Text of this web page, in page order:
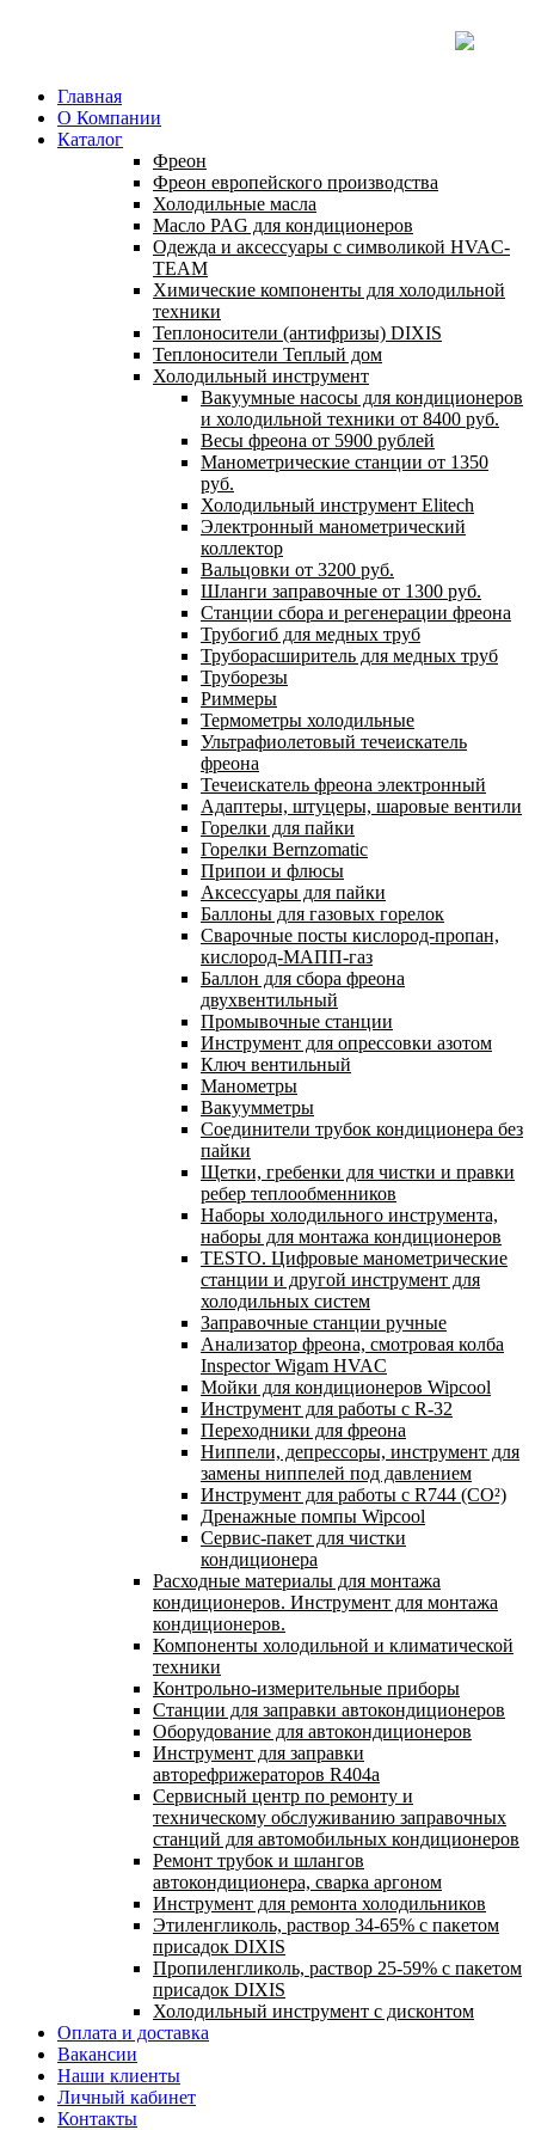
Главная
О Компании
Каталог
Фреон
Фреон европейского производства
Холодильные масла
Масло PAG для кондиционеров
Одежда и аксессуары с символикой HVAC-
TEAM
Химические компоненты для холодильной
техники
Теплоносители (антифризы) DIXIS
Теплоносители Теплый дом
Холодильный инструмент
Вакуумные насосы для кондиционеров
и холодильной техники от 8400 руб.
Весы фреона от 5900 рублей
Манометрические станции от 1350
руб.
Холодильный инструмент Elitech
Электронный манометрический
коллектор
Вальцовки от 3200 руб.
Шланги заправочные от 1300 руб.
Станции сбора и регенерации фреона
Трубогиб для медных труб
Труборасширитель для медных труб
Труборезы
Риммеры
Термометры холодильные
Ультрафиолетовый течеискатель
фреона
Течеискатель фреона электронный
Адаптеры, штуцеры, шаровые вентили
Горелки для пайки
Горелки Bernzomatic
Припои и флюсы
Аксессуары для пайки
Баллоны для газовых горелок
Сварочные посты кислород-пропан,
кислород-МАПП-газ
Баллон для сбора фреона
двухвентильный
Промывочные станции
Инструмент для опрессовки азотом
Ключ вентильный
Манометры
Вакуумметры
Соединители трубок кондиционера без
пайки
Щетки, гребенки для чистки и правки
ребер теплообменников
Наборы холодильного инструмента,
наборы для монтажа кондиционеров
TESTO. Цифровые манометрические
станции и другой инструмент для
холодильных систем
Заправочные станции ручные
Анализатор фреона, смотровая колба
Inspector Wigam HVAC
Мойки для кондиционеров Wipcool
Инструмент для работы с R-32
Переходники для фреона
Ниппели, депрессоры, инструмент для
замены ниппелей под давлением
Инструмент для работы с R744 (CO²)
Дренажные помпы Wipcool
Сервис-пакет для чистки
кондиционера
Расходные материалы для монтажа
кондиционеров. Инструмент для монтажа
кондиционеров.
Компоненты холодильной и климатической
техники
Контрольно-измерительные приборы
Станции для заправки автокондиционеров
Оборудование для автокондиционеров
Инструмент для заправки
авторефрижераторов R404a
Сервисный центр по ремонту и
техническому обслуживанию заправочных
станций для автомобильных кондиционеров
Ремонт трубок и шлангов
автокондиционера, сварка аргоном
Инструмент для ремонта холодильников
Этиленгликоль, раствор 34-65% с пакетом
присадок DIXIS
Пропиленгликоль, раствор 25-59% с пакетом
присадок DIXIS
Холодильный инструмент с дисконтом
Оплата и доставка
Вакансии
Наши клиенты
Личный кабинет
Контакты